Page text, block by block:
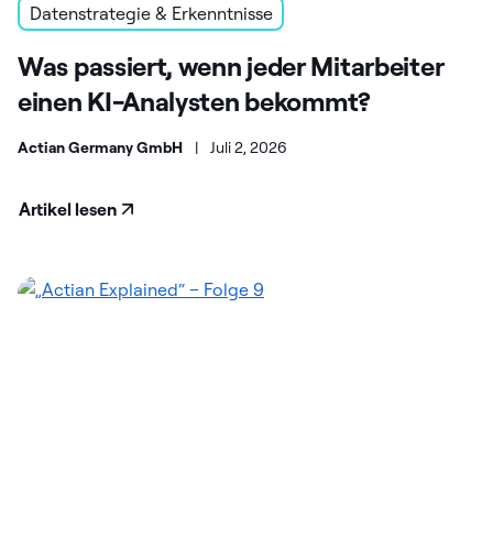
Datenstrategie & Erkenntnisse
Was passiert, wenn jeder Mitarbeiter
einen KI-Analysten bekommt?
Actian Germany GmbH | Juli 2, 2026
Artikel lesen